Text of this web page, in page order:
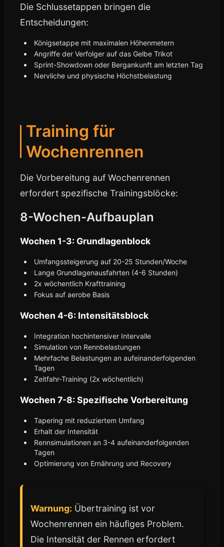
Die Schlussetappen bringen die
Entscheidungen:
Königsetappe mit maximalen Höhenmetern
Angriffe der Verfolger auf das Gelbe Trikot
Sprint-Showdown oder Bergankunft am letzten Tag
Nervliche und physische Höchstbelastung
Training für
Wochenrennen
Die Vorbereitung auf Wochenrennen
erfordert spezifische Trainingsblöcke:
8-Wochen-Aufbauplan
Wochen 1-3: Grundlagenblock
Umfangssteigerung auf 20-25 Stunden/Woche
Lange Grundlagenausfahrten (4-6 Stunden)
2x wöchentlich Krafttraining
Fokus auf aerobe Basis
Wochen 4-6: Intensitätsblock
Integration hochintensiver Intervalle
Simulation von Rennbelastungen
Mehrfache Belastungen an aufeinanderfolgenden
Tagen
Zeitfahr-Training (2x wöchentlich)
Wochen 7-8: Spezifische Vorbereitung
Tapering mit reduziertem Umfang
Erhalt der Intensität
Rennsimulationen an 3-4 aufeinanderfolgenden
Tagen
Optimierung von Ernährung und Recovery
Warnung: Übertraining ist vor
Wochenrennen ein häufiges Problem.
Die Intensität der Rennen erfordert